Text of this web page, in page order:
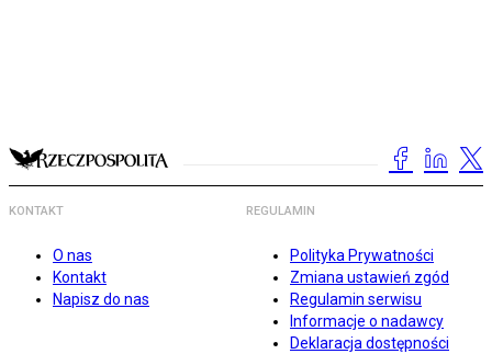
KONTAKT
O nas
Kontakt
Napisz do nas
REGULAMIN
Polityka Prywatności
Zmiana ustawień zgód
Regulamin serwisu
Informacje o nadawcy
Deklaracja dostępności